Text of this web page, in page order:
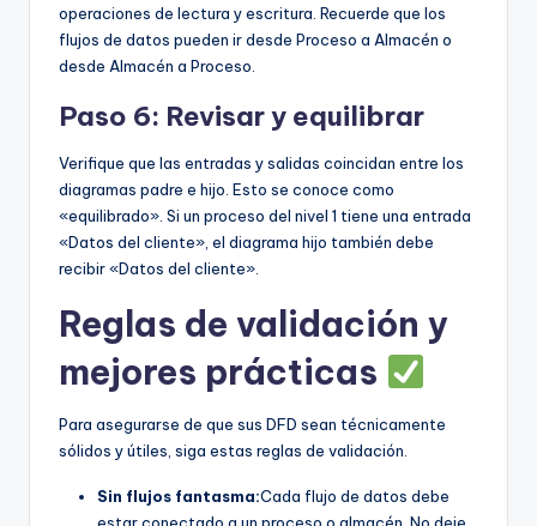
operaciones de lectura y escritura. Recuerde que los
flujos de datos pueden ir desde Proceso a Almacén o
desde Almacén a Proceso.
Paso 6: Revisar y equilibrar
Verifique que las entradas y salidas coincidan entre los
diagramas padre e hijo. Esto se conoce como
«equilibrado». Si un proceso del nivel 1 tiene una entrada
«Datos del cliente», el diagrama hijo también debe
recibir «Datos del cliente».
Reglas de validación y
mejores prácticas
Para asegurarse de que sus DFD sean técnicamente
sólidos y útiles, siga estas reglas de validación.
Sin flujos fantasma:Cada flujo de datos debe